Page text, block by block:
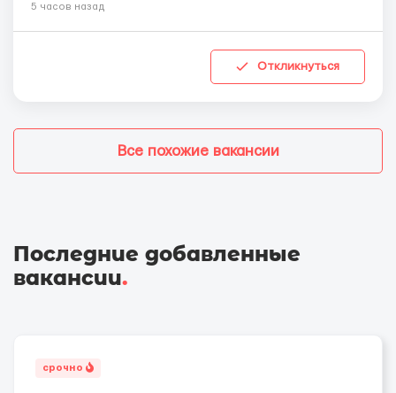
5 часов назад
Откликнуться
Все похожие вакансии
Последние добавленные
вакансии.
срочно